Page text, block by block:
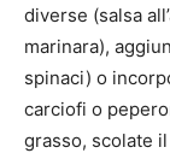
diverse (salsa
marinara),
spinaci) o
carciofi o
grasso, scolate